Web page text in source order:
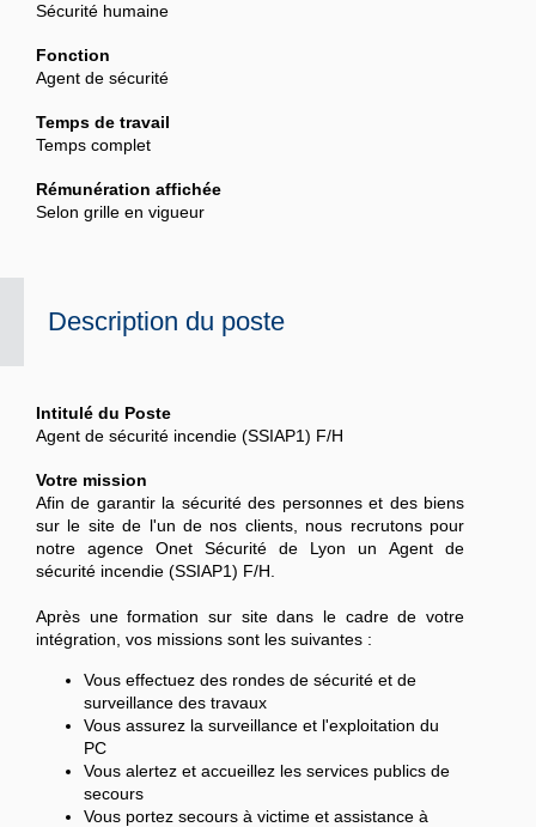
Description du poste
Intitulé du Poste
Agent de sécurité incendie (SSIAP1) F/H
Votre mission
Afin de garantir la sécurité des personnes et des biens
sur le site de l'un de nos clients, nous recrutons pour
notre agence Onet Sécurité de Lyon un Agent de
sécurité incendie (SSIAP1) F/H
Après une formation sur site dans le cadre de votre
intégration, vos missions sont les suivantes :
Vous effectuez des rondes de sécurité et de
surveillance des travaux
Vous assurez la surveillance et l'exploitation du
PC
Vous alertez et accueillez les services publics de
secours
Vous portez secours à victime et assistance à
Sécurité humaine
Fonction
Agent de sécurité
Temps de travail
Temps complet
Rémunération affichée
Selon grille en vigueur